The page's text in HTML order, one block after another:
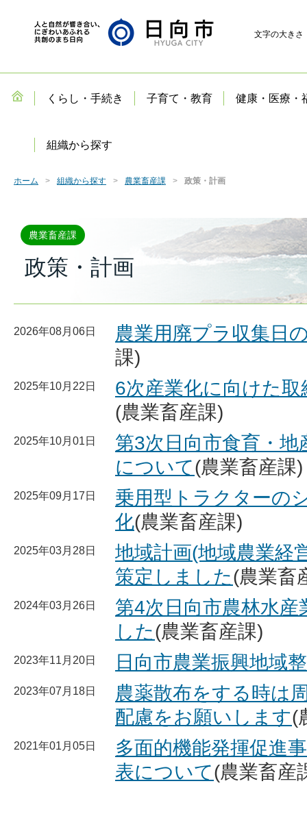
文字の大きさ
くらし・手続き 子育て・教育 健康・医療・
組織から探す
ホーム 組織から探す 農業畜産課 政策・計画
農業畜産課
政策・計画
2026年08月06日
農業用廃プラ収集日
課)
2025年10月22日
6次産業化に向けた
(農業畜産課)
2025年10月01日
第3次日向市食育・
について(農業畜産課)
2025年09月17日
乗用型トラクターの
化(農業畜産課)
2025年03月28日
地域計画(地域農業経
策定しました(農業畜
2024年03月26日
第4次日向市農林水
した(農業畜産課)
2023年11月20日 日向市農業振興地域
2023年07月18日
農薬散布をする時は
配慮をお願いします(
2021年01月05日
多面的機能発揮促進
表について(農業畜産